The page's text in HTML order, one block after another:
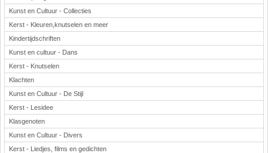
Kunst en Cultuur - Collecties
Kerst - Kleuren,knutselen en meer
Kindertijdschriften
Kunst en cultuur - Dans
Kerst - Knutselen
Klachten
Kunst en Cultuur - De Stijl
Kerst - Lesidee
Klasgenoten
Kunst en Cultuur - Divers
Kerst - Liedjes, films en gedichten